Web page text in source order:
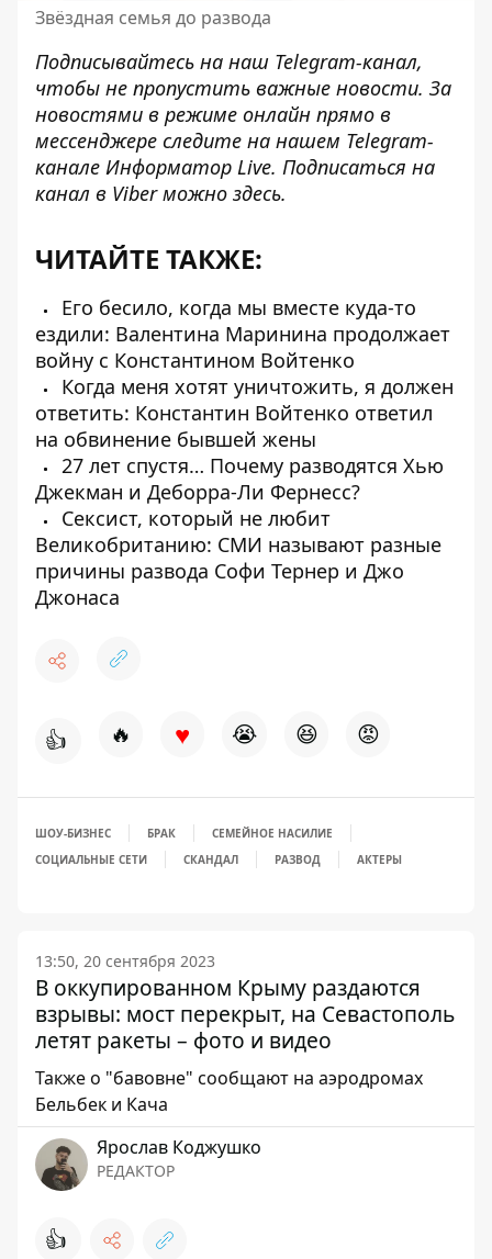
Звёздная семья до развода
Подписывайтесь на наш Telegram-канал,
чтобы не пропустить важные новости. За
новостями в режиме онлайн прямо в
мессенджере следите на нашем Telegram-
канале Информатор Live. Подписаться на
канал в Viber можно здесь.
ЧИТАЙТЕ ТАКЖЕ:
Его бесило, когда мы вместе куда-то
ездили: Валентина Маринина продолжает
войну с Константином Войтенко
Когда меня хотят уничтожить, я должен
ответить: Константин Войтенко ответил
на обвинение бывшей жены
27 лет спустя… Почему разводятся Хью
Джекман и Деборра-Ли Фернесс?
Сексист, который не любит
Великобританию: СМИ называют разные
причины развода Софи Тернер и Джо
Джонаса
👍 🔥 ♥ 😭 😆 😡
ШОУ-БИЗНЕС БРАК
СЕМЕЙНОЕ НАСИЛИЕ
СОЦИАЛЬНЫЕ СЕТИ
СКАНДАЛ РАЗВОД АКТЕРЫ
13:50, 20 сентября 2023
В оккупированном Крыму раздаются
взрывы: мост перекрыт, на Севастополь
летят ракеты – фото и видео
Также о "бавовне" сообщают на аэродромах
Бельбек и Кача
Ярослав Коджушко
РЕДАКТОР
👍